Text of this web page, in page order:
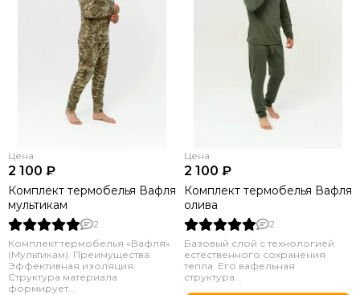
Цена
2 100 ₽
Комплект термобелья Вафля
мультикам
2
Комплект термобелья «Вафля»
(Мультикам). Преимущества
Эффективная изоляция:
Структура материала
формирует...
Цена
2 100 ₽
Комплект термобелья Вафля
олива
2
Базовый слой с технологией
естественного сохранения
тепла. Его вафельная
структура...